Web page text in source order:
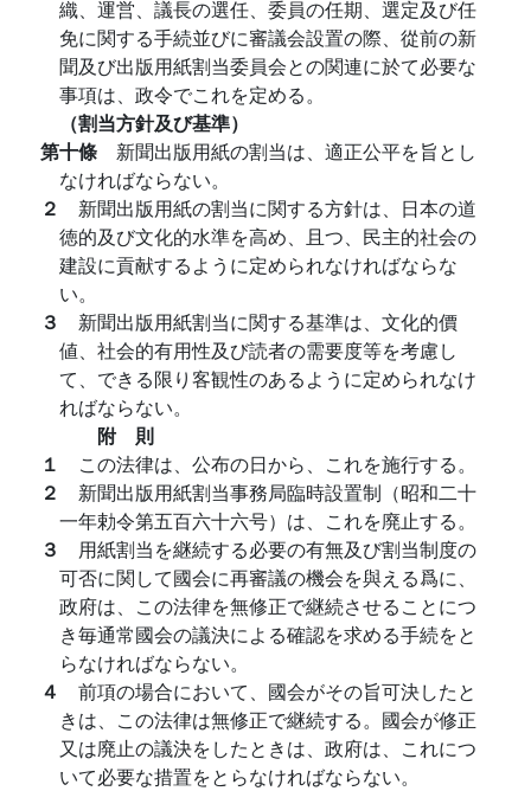
織、運営、議長の選任、委員の任期、選定及び任
免に関する手続並びに審議会設置の際、從前の新
聞及び出版用紙割当委員会との関連に於て必要な
事項は、政令でこれを定める。
（割当方針及び基準）
第十條 新聞出版用紙の割当は、適正公平を旨とし
なければならない。
２ 新聞出版用紙の割当に関する方針は、日本の道
徳的及び文化的水準を高め、且つ、民主的社会の
建設に貢献するように定められなければならな
い。
３ 新聞出版用紙割当に関する基準は、文化的價
値、社会的有用性及び読者の需要度等を考慮し
て、できる限り客観性のあるように定められなけ
ればならない。
附 則
１ この法律は、公布の日から、これを施行する。
２ 新聞出版用紙割当事務局臨時設置制（昭和二十
一年勅令第五百六十六号）は、これを廃止する。
３ 用紙割当を継続する必要の有無及び割当制度の
可否に関して國会に再審議の機会を與える爲に、
政府は、この法律を無修正で継続させることにつ
き毎通常國会の議決による確認を求める手続をと
らなければならない。
４ 前項の場合において、國会がその旨可決したと
きは、この法律は無修正で継続する。國会が修正
又は廃止の議決をしたときは、政府は、これにつ
いて必要な措置をとらなければならない。